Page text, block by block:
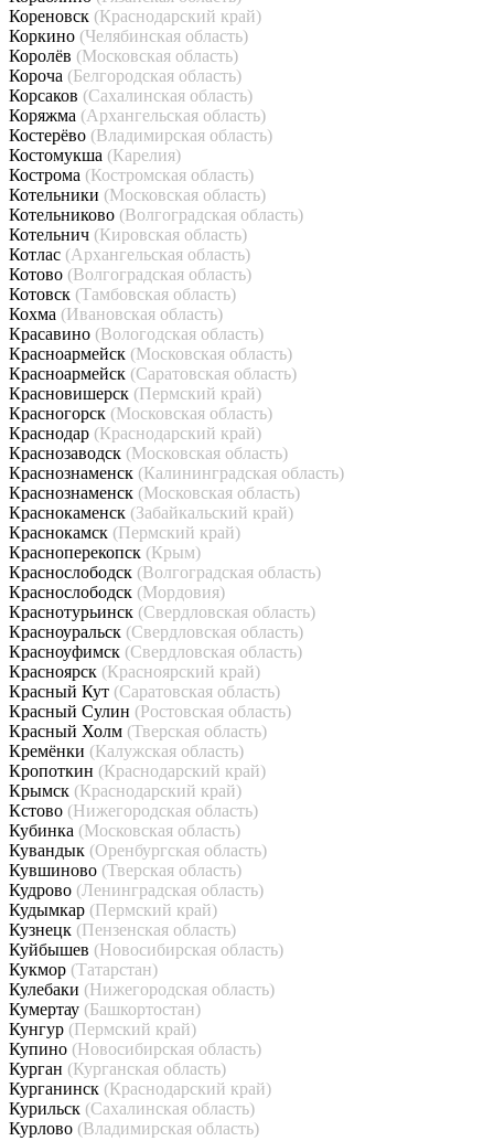
Кореновск (Краснодарский край)
Коркино (Челябинская область)
Королёв (Московская область)
Короча (Белгородская область)
Корсаков (Сахалинская область)
Коряжма (Архангельская область)
Костерёво (Владимирская область)
Костомукша (Карелия)
Кострома (Костромская область)
Котельники (Московская область)
Котельниково (Волгоградская область)
Котельнич (Кировская область)
Котлас (Архангельская область)
Котово (Волгоградская область)
Котовск (Тамбовская область)
Кохма (Ивановская область)
Красавино (Вологодская область)
Красноармейск (Московская область)
Красноармейск (Саратовская область)
Красновишерск (Пермский край)
Красногорск (Московская область)
Краснодар (Краснодарский край)
Краснозаводск (Московская область)
Краснознаменск (Калининградская область)
Краснознаменск (Московская область)
Краснокаменск (Забайкальский край)
Краснокамск (Пермский край)
Красноперекопск (Крым)
Краснослободск (Волгоградская область)
Краснослободск (Мордовия)
Краснотурьинск (Свердловская область)
Красноуральск (Свердловская область)
Красноуфимск (Свердловская область)
Красноярск (Красноярский край)
Красный Кут (Саратовская область)
Красный Сулин (Ростовская область)
Красный Холм (Тверская область)
Кремёнки (Калужская область)
Кропоткин (Краснодарский край)
Крымск (Краснодарский край)
Кстово (Нижегородская область)
Кубинка (Московская область)
Кувандык (Оренбургская область)
Кувшиново (Тверская область)
Кудрово (Ленинградская область)
Кудымкар (Пермский край)
Кузнецк (Пензенская область)
Куйбышев (Новосибирская область)
Кукмор (Татарстан)
Кулебаки (Нижегородская область)
Кумертау (Башкортостан)
Кунгур (Пермский край)
Купино (Новосибирская область)
Курган (Курганская область)
Курганинск (Краснодарский край)
Курильск (Сахалинская область)
Курлово (Владимирская область)